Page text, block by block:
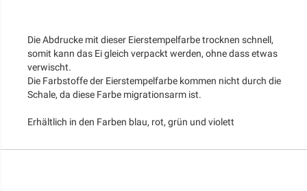
Die Abdrucke mit dieser Eierstempelfarbe trocknen schnell,
somit kann das Ei gleich verpackt werden, ohne dass etwas
verwischt.
Die Farbstoffe der Eierstempelfarbe kommen nicht durch die
Schale, da diese Farbe migrationsarm ist.
Erhältlich in den Farben blau, rot, grün und violett